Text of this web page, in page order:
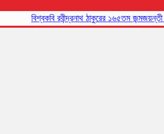
বিশ্বকবি রবীন্দ্রনাথ ঠাকুরের ১৬৫তম জন্মজয়ন্তী আজ